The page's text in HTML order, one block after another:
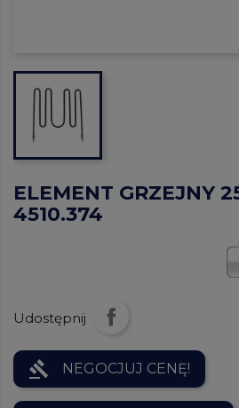
ELEMENT GRZEJNY
4510.374
Udostępnij
gavel NEGOCJUJ CENĘ!